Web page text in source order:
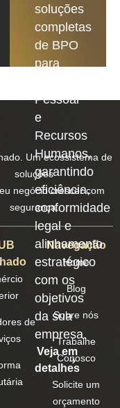
soluções
completas
de BPO
para
Pessoal
e
Recursos
Humanos,
garantindo
eficiência,
conformidade
legal e
alinhamento
estratégico
com os
objetivos
da sua
empresa.
Veja em
detalhes
Um ecossistema de
soluções
negócio crescer com
segurança.
de
Navegação
Home
Blog
Sobre nós
Trabalhe
Conosco
Solicite um
orçamento